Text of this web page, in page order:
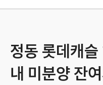
정동 롯데캐
내 미분양 잔